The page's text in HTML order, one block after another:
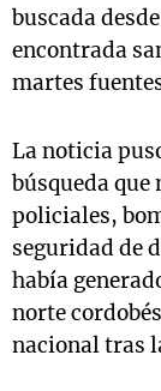
buscada
encontrada
martes
La noticia
búsqueda
policiales,
seguridad de
había
norte
nacional tras